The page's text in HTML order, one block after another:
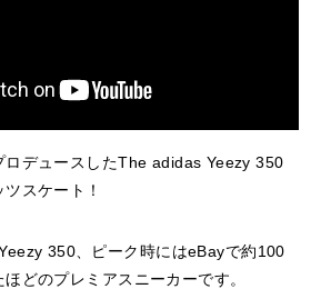
ロデュースしたThe adidas Yeezy 350
スケート！
350、ピーク時にはeBayで約100
どのプレミアスニーカーです。